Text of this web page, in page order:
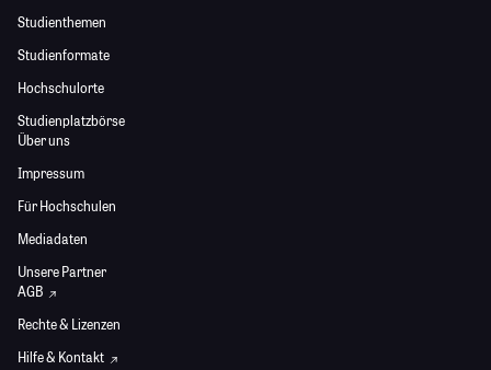
Studienthemen
Studienformate
Hochschulorte
Studienplatzbörse
Über uns
Impressum
Für Hochschulen
Mediadaten
Unsere Partner
AGB
Rechte & Lizenzen
Hilfe & Kontakt